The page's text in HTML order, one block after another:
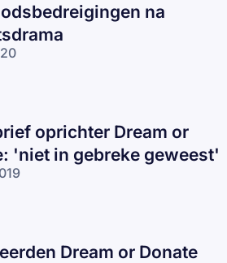
na
oprichter Dream or
'niet in gebreke geweest'
Dream or Donate